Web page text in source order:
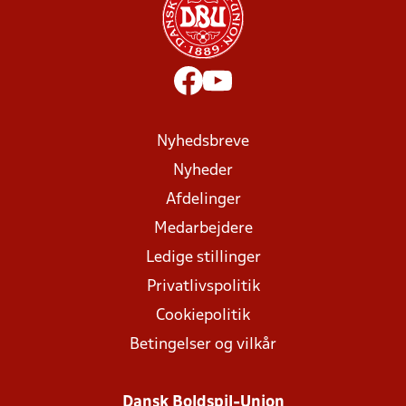
Nyhedsbreve
Nyheder
Afdelinger
Medarbejdere
Ledige stillinger
Privatlivspolitik
Cookiepolitik
Betingelser og vilkår